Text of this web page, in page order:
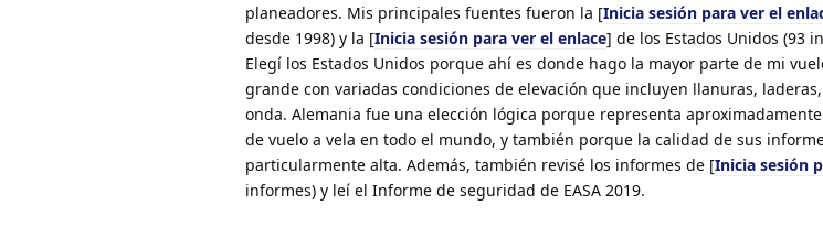
planeadores. Mis principales fuentes fueron la [Inicia sesión para ver el
desde 1998) y la [Inicia sesión para ver el enlace] de los Estados Unidos (93
Elegí los Estados Unidos porque ahí es donde hago la mayor parte de mi
grande con variadas condiciones de elevación que incluyen llanuras,
onda. Alemania fue una elección lógica porque representa
de vuelo a vela en todo el mundo, y también porque la calidad de sus
particularmente alta. Además, también revisé los informes de [Inicia sesión
informes) y leí el Informe de seguridad de EASA 2019.